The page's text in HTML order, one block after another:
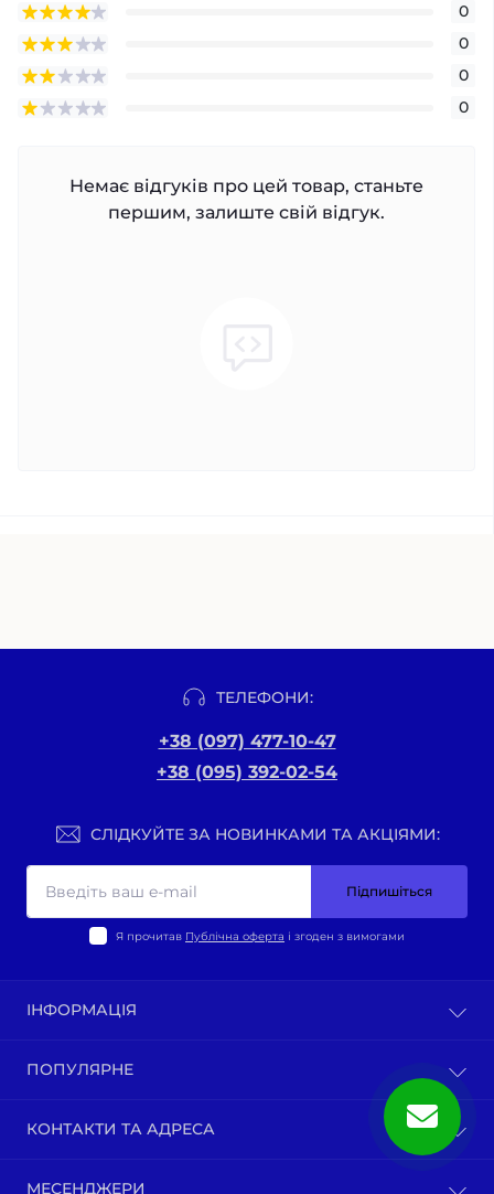
0
0
0
0
Немає відгуків про цей товар, станьте
першим, залиште свій відгук.
ТЕЛЕФОНИ:
+38 (097) 477-10-47
+38 (095) 392-02-54
СЛІДКУЙТЕ ЗА НОВИНКАМИ ТА АКЦІЯМИ:
Підпишіться
Я прочитав Публічна оферта і згоден з вимогами
ІНФОРМАЦІЯ
Політика конфіденційності
Про нас
Карта сайту
ПОПУЛЯРНЕ
Запчастини мотоциклів китай
КОНТАКТИ ТА АДРЕСА
МЕСЕНДЖЕРИ